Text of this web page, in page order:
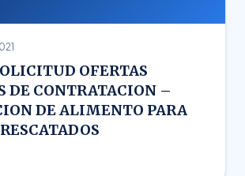
OFERTAS
DE CONTRATACION –
DE ALIMENTO PARA